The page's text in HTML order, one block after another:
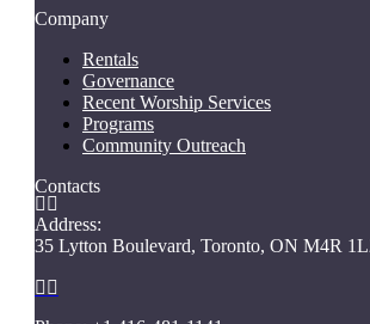
Company
Rentals
Governance
Recent Worship Services
Programs
Community Outreach
Contacts
 
Address:
35 Lytton Boulevard, Toronto, ON M4R
 